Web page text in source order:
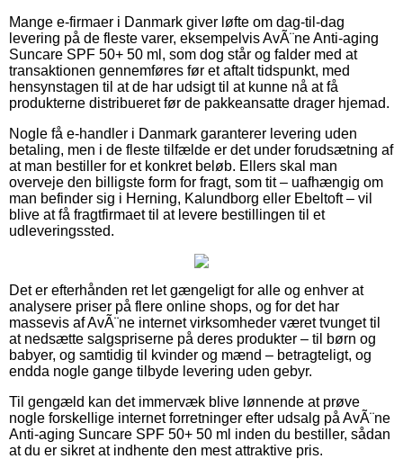
Mange e-firmaer i Danmark giver løfte om dag-til-dag
levering på de fleste varer, eksempelvis AvÃ¨ne Anti-aging
Suncare SPF 50+ 50 ml, som dog står og falder med at
transaktionen gennemføres før et aftalt tidspunkt, med
hensynstagen til at de har udsigt til at kunne nå at få
produkterne distribueret før de pakkeansatte drager hjemad.
Nogle få e-handler i Danmark garanterer levering uden
betaling, men i de fleste tilfælde er det under forudsætning af
at man bestiller for et konkret beløb. Ellers skal man
overveje den billigste form for fragt, som tit – uafhængig om
man befinder sig i Herning, Kalundborg eller Ebeltoft – vil
blive at få fragtfirmaet til at levere bestillingen til et
udleveringssted.
Det er efterhånden ret let gængeligt for alle og enhver at
analysere priser på flere online shops, og for det har
massevis af AvÃ¨ne internet virksomheder været tvunget til
at nedsætte salgspriserne på deres produkter – til børn og
babyer, og samtidig til kvinder og mænd – betragteligt, og
endda nogle gange tilbyde levering uden gebyr.
Til gengæld kan det immervæk blive lønnende at prøve
nogle forskellige internet forretninger efter udsalg på AvÃ¨ne
Anti-aging Suncare SPF 50+ 50 ml inden du bestiller, sådan
at du er sikret at indhente den mest attraktive pris.